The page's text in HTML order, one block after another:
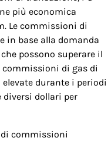
più economica
Le commissioni di
in base alla domanda
possono superare il
commissioni di gas di
durante i periodi
dollari per
commissioni